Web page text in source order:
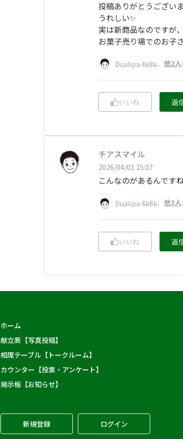
投稿ありがとうござい
うれしい✨
実は新商品なのですが
お菓子売り場でのお子
Dualipa 4k8k、 他2人
いいね 返
チアスマイル
2026/04/01 15:07
こんなのがあるんです
Dualipa 4k8k、 他3人
いいね 返
ホーム
献立表【写真投稿】
相席テーブル【トークルーム】
カウンター【投票・アンケート】
掲示板【お知らせ】
新規登録 ログイン